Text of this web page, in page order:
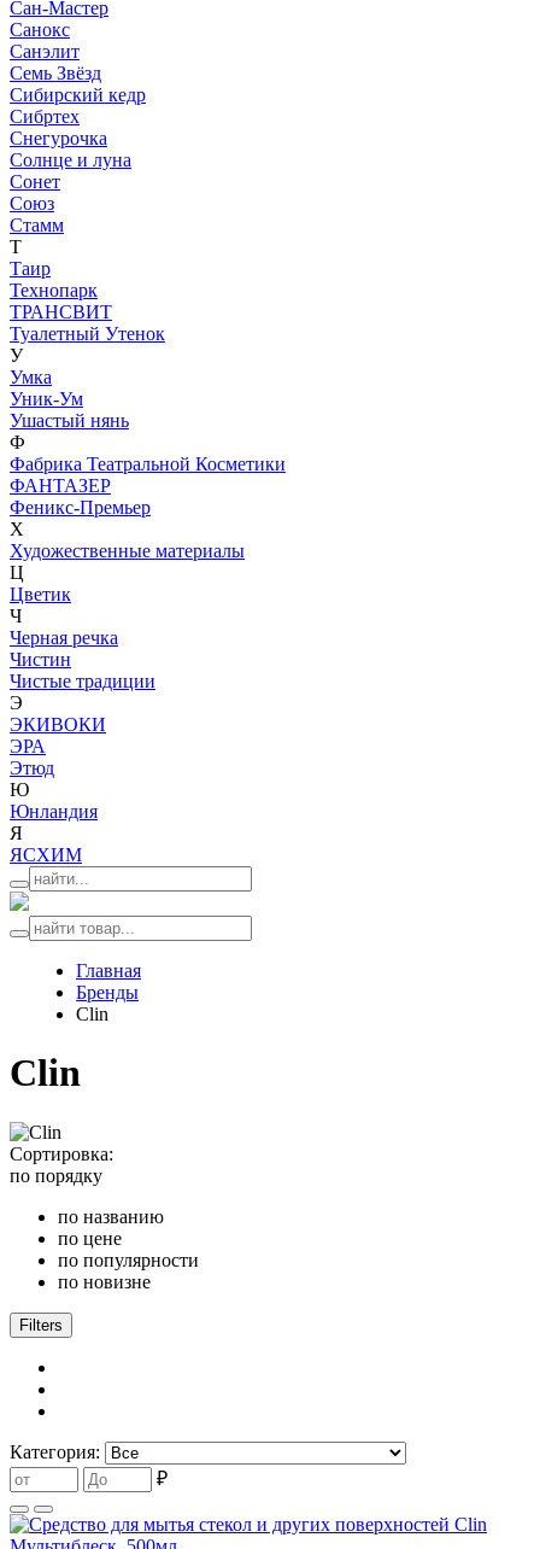
Сан-Мастер
Санокс
Санэлит
Семь Звёзд
Сибирский кедр
Сибртех
Снегурочка
Солнце и луна
Сонет
Союз
Стамм
Т
Таир
Технопарк
ТРАНСВИТ
Туалетный Утенок
У
Умка
Уник-Ум
Ушастый нянь
Ф
Фабрика Театральной Косметики
ФАНТАЗЕР
Феникс-Премьер
Х
Художественные материалы
Ц
Цветик
Ч
Черная речка
Чистин
Чистые традиции
Э
ЭКИВОКИ
ЭРА
Этюд
Ю
Юнландия
Я
ЯСХИМ
Главная
Бренды
Clin
Clin
Сортировка:
по порядку
по названию
по цене
по популярности
по новизне
Filters
Категория:
₽